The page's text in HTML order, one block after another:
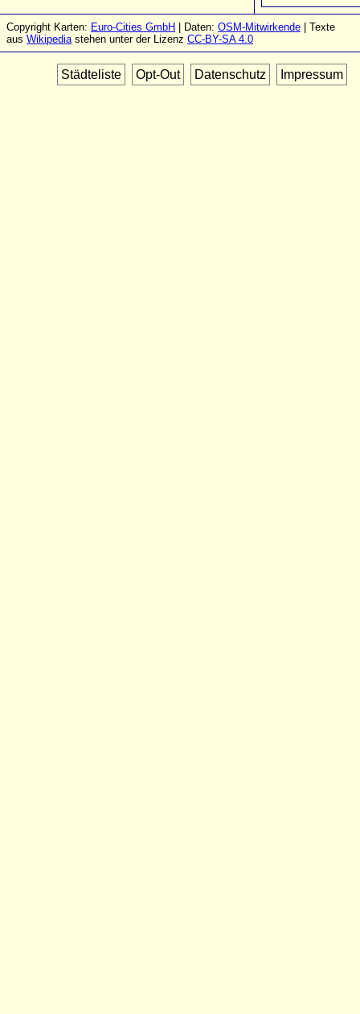
Copyright Karten: Euro-Cities GmbH | Daten: OSM-Mitwirkende | Texte
aus Wikipediastehen unter der Lizenz CC-BY-SA 4.0
Städteliste Opt-Out Datenschutz Impressum